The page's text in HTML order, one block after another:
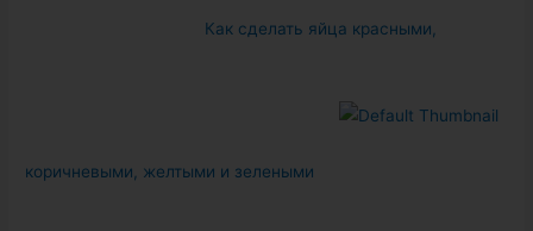
Как сделать яйца красными,
коричневыми, желтыми и зелеными